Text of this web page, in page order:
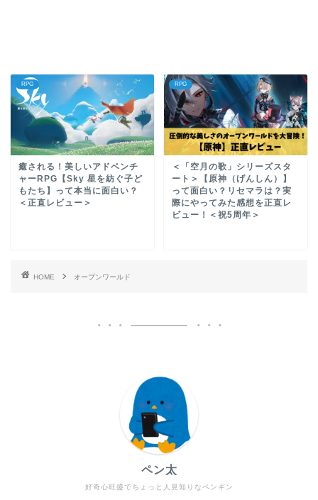
RPG
癒される！美しいアドベンチ
ャーRPG【Sky 星を紡ぐ子ど
もたち】って本当に面白い？
＜正直レビュー＞
RPG
＜「空月の歌」シリーズスタ
ート＞【原神（げんしん）】
って面白い？リセマラは？実
際にやってみた感想を正直レ
ビュー！＜祝5周年＞
HOME オープンワールド
好奇心旺盛でちょっと人見知りなペンギン
ペン太